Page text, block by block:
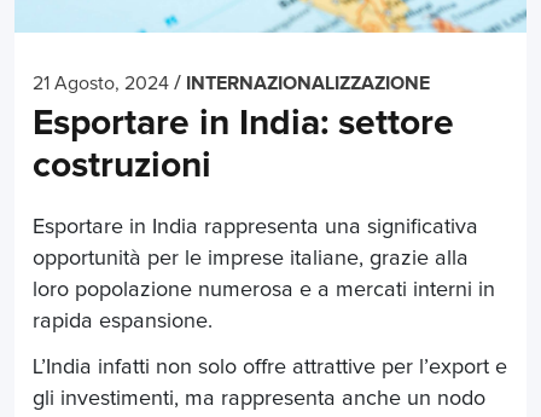
21 Agosto, 2024 / INTERNAZIONALIZZAZIONE
Esportare in India: settore
costruzioni
Esportare in India rappresenta una significativa
opportunità per le imprese italiane, grazie alla
loro popolazione numerosa e a mercati interni in
rapida espansione.
L’India infatti non solo offre attrattive per l’export e
gli investimenti, ma rappresenta anche un nodo